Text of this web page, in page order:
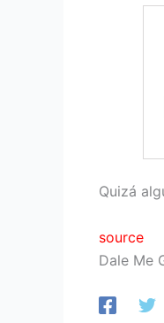
Quizá
source
Dale Me